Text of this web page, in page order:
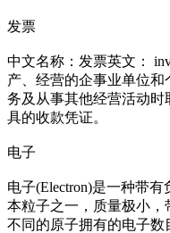
发票
中文名称：发票英文：
产、经营的企事业单位
务及从事其他经营活动
具的收款凭证。
电子
电子(Electron)是一种带
本粒子之一，质量极小，
不同的原子拥有的电子